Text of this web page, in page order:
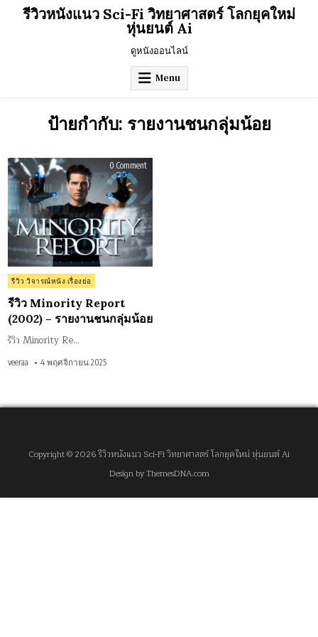
รีวิวหนังแนว Sci-Fi วิทยาศาสตร์ โลกยุคใหม่
หุ่นยนต์ Ai
ดูหนังออนไลน์
Menu
ป้ายกำกับ: รายงานชนกลุ่มน้อย
0 Commenton
Report
(2002)
–
รายงาน
ชนก
ลุ่ม
น้อย
Posted
in
รีวิว วิจารณ์หนัง เรื่องย่อ
รีวิว Minority Report
(2002) – รายงานชนกลุ่มน้อย
รีวิว Minority Re…
veeraa 4 พฤศจิกายน 2025
Copyright © 2026 รีวิวหนังแนว Sci-Fi วิทยาศาสตร์ โลกยุคใหม่ หุ่นยนต์ Ai
Design by ThemesDNA.com